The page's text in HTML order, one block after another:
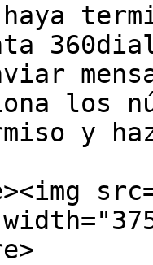
haya
los
y